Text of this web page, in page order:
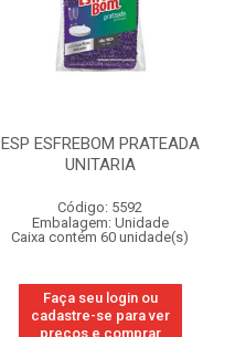
ESP ESFREBOM PRATEADA
UNITARIA
Código: 5592
Embalagem: Unidade
Caixa contém 60 unidade(s)
Faça seu login ou
cadastre-se para ver
preços e comprar